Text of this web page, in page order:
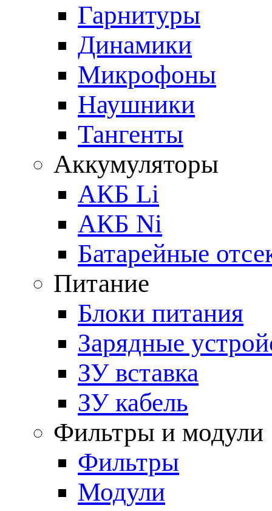
Гарнитуры
Динамики
Микрофоны
Наушники
Тангенты
Аккумуляторы
АКБ Li
АКБ Ni
Батарейные
Питание
Блоки питания
Зарядные
ЗУ вставка
ЗУ кабель
Фильтры и модули
Фильтры
Модули